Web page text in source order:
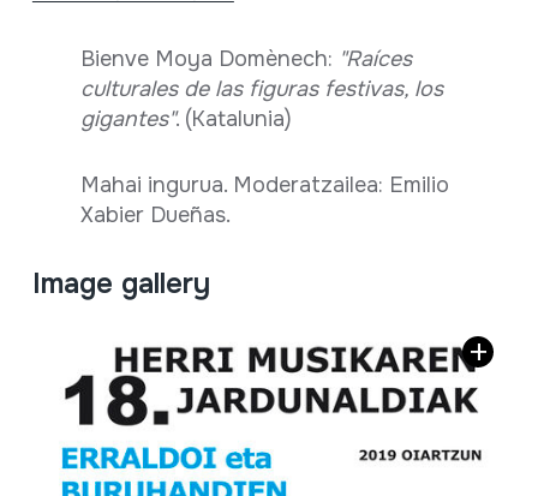
Bienve Moya Domènech: "Raíces
culturales de las figuras festivas, los
gigantes". (Katalunia)
Mahai ingurua. Moderatzailea: Emilio
Xabier Dueñas.
Image gallery